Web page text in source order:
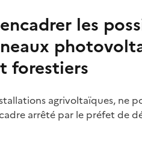
les
forestiers
agrivoltaïques, ne
arrêté par le préfet de